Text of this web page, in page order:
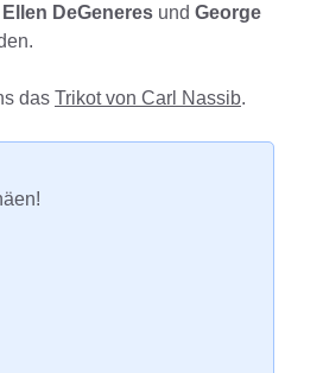
Ellen DeGeneres und George
das Trikot von Carl Nassib.